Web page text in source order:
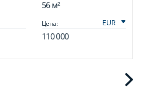
56 м²
Цена:
110 000